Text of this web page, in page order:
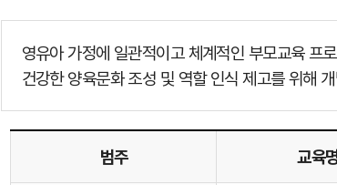
영유아 가정에 일관적이고 체계적인 부모교육 프
건강한 양육문화 조성 및 역할 인식 제고를 위해
범주 교육